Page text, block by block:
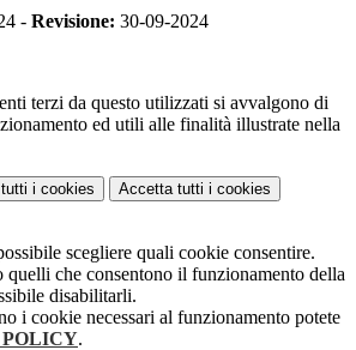
- Revisione: 30-09-2024
terzi da questo utilizzati si avvalgono di
ed utili alle finalità illustrate nella
i cookies Accetta tutti i cookies
scegliere quali cookie consentire.
quelli che consentono il funzionamento della
disabilitarli.
i cookie necessari al funzionamento potete
.